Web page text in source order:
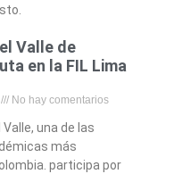
Valle de
en la FIL Lima
No hay comentarios
Valle, una de las
más
participa por